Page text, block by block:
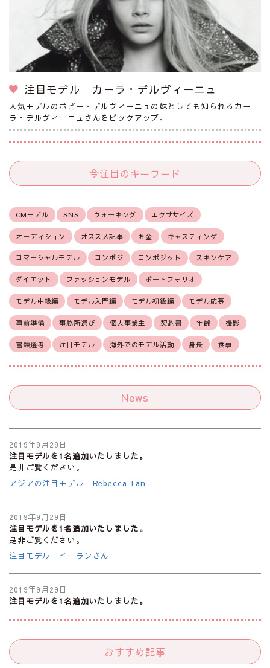
注目モデル カーラ・デルヴィーニュ
人気モデルのポピー・デルヴィーニュの妹としても知られるカー
ラ・デルヴィーニュさんをピックアップ。
今注目のキーワード
CMモデル SNS ウォーキング エクササイズ
オーディション オススメ記事 お金 キャスティング
コマーシャルモデル コンポジ コンポジット スキンケア
ダイエット ファッションモデル ポートフォリオ
モデル中級編 モデル入門編 モデル初級編 モデル応募
事前準備 事務所選び 個人事業主 契約書 年齢 撮影
書類選考 注目モデル 海外でのモデル活動 身長 食事
News
2019年9月29日
注目モデルを1名追加いたしました。
是非ご覧ください。
アジアの注目モデル Rebecca Tan
2019年9月29日
注目モデルを1名追加いたしました。
是非ご覧ください。
注目モデル イーランさん
2019年9月29日
注目モデルを1名追加いたしました。
是非ご覧ください。
2019年9月29日
おすすめ記事